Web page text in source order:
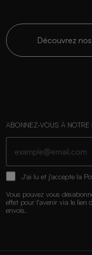
Découvrez
ABONNEZ-VOUS À NOTRE
J'ai lu et j'accepte la
Vous pouvez vous
effet pour l'avenir via le lien
envois.